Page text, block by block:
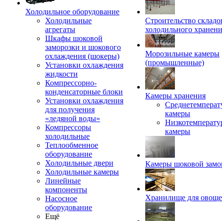
Холодильное оборудование
Холодильные
агрегаты
Шкафы шоковой
заморозки и шокового
охлаждения (шокеры)
Установки охлаждения
жидкости
Компрессорно-
конденсаторные блоки
Установки охлаждения
для получения
«ледяной воды»
Компрессоры
холодильные
Теплообменное
оборудование
Холодильные двери
Холодильные камеры
Линейные
компоненты
Насосное
оборудование
Ещё
Строительство
холодильного
Морозильные камеры
(промышленные)
Камеры хранения
камеры
камеры
Камеры шоковой
Хранилище для